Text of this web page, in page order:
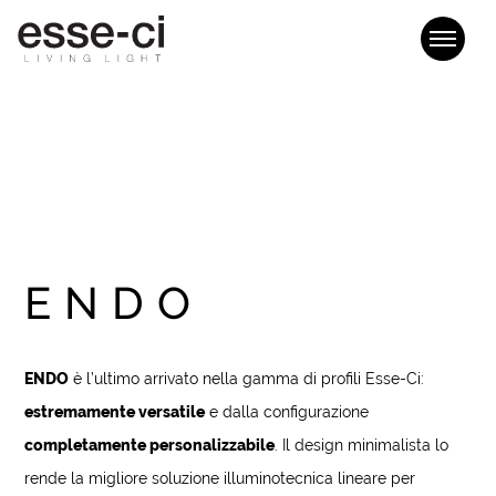
ENDO
ENDO è l’ultimo arrivato nella gamma di profili Esse-Ci:
estremamente versatilee dalla configurazione
completamente personalizzabile. Il design minimalista lo
rende la migliore soluzione illuminotecnica lineare per